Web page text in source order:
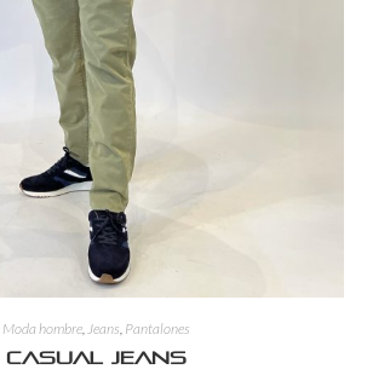
Moda hombre, Jeans Pantalones
Casual jeans